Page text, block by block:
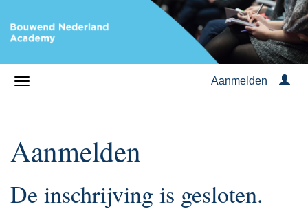
Aanmelden
Aanmelden
De inschrijving is gesloten.